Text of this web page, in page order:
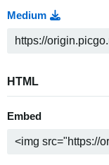
Medium
HTML
Embed